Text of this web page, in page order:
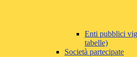
Enti pubblici
tabelle)
Società partecipate